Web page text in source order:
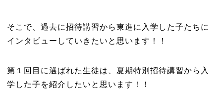
そこで、過去に招待講習から東進に入学した子たちに
インタビューしていきたいと思います！！
第１回目に選ばれた生徒は、夏期特別招待講習から入
学した子を紹介したいと思います！！